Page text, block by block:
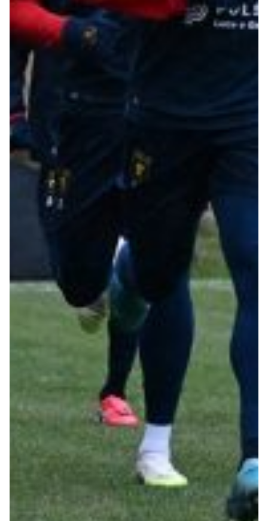
Robe di Kappa x Genoa
Vintage Collection
Red&Blue Voices
Kids
Accessori
Caffè Boasi x Genoa
Helan x Genoa
Isolani x Genoa
Fortissimo batte il mio cuor